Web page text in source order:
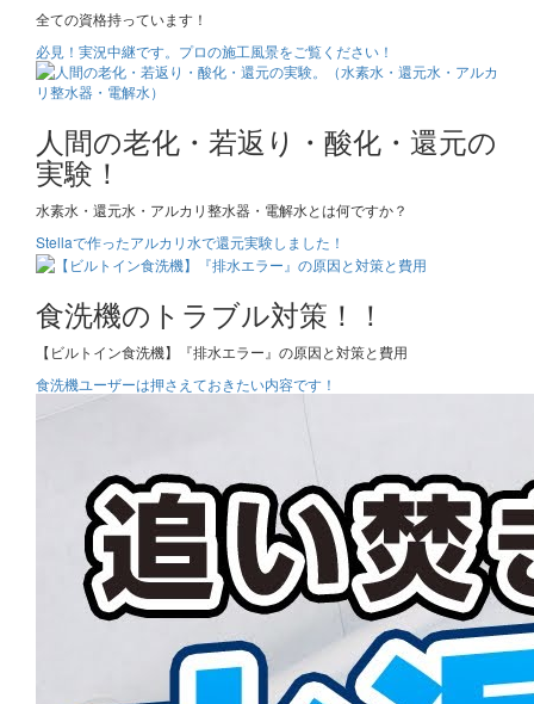
全ての資格持っています！
必見！実況中継です。プロの施工風景をご覧ください！
人間の老化・若返り・酸化・還元の
実験！
水素水・還元水・アルカリ整水器・電解水とは何ですか？
Stellaで作ったアルカリ水で還元実験しました！
食洗機のトラブル対策！！
【ビルトイン食洗機】『排水エラー』の原因と対策と費用
食洗機ユーザーは押さえておきたい内容です！